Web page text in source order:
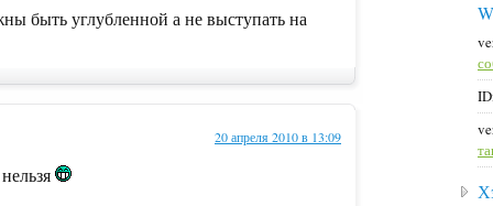
быть углубленной а не выступать на
20 апреля 2010 в 13:09